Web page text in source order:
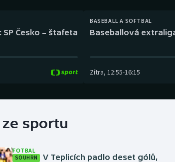
Gymnastika
SP Česko – štafeta
BASEBALL A SOFTBAL
Baseballová
Zítra, 12:55-16:15
sportu
FOTBAL
SOUHRN
V Teplicích padlo deset gólů,